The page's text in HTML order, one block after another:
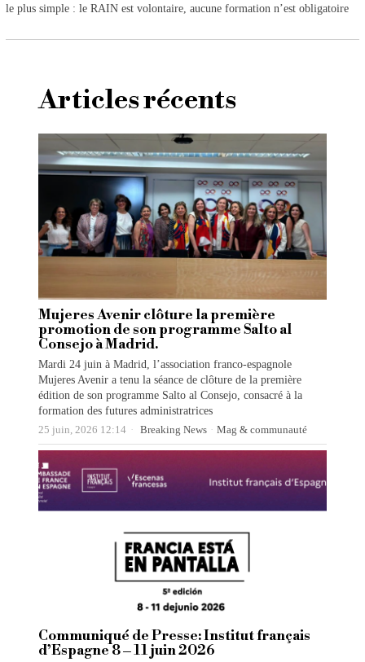
le plus simple : le RAIN est volontaire, aucune formation n’est obligatoire
Articles récents
Mujeres Avenir clôture la première
promotion de son programme Salto al
Consejo à Madrid.
Mardi 24 juin à Madrid, l’association franco-espagnole
Mujeres Avenir a tenu la séance de clôture de la première
édition de son programme Salto al Consejo, consacré à la
formation des futures administratrices
25 juin, 2026 12:14 Breaking News · Mag & communauté
Communiqué de Presse: Institut français
d’Espagne 8 – 11 juin 2026